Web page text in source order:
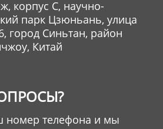
корпус C, научно-
парк Цзюньань, улица
город Синьтан, район
Китай
номер телефона и мы